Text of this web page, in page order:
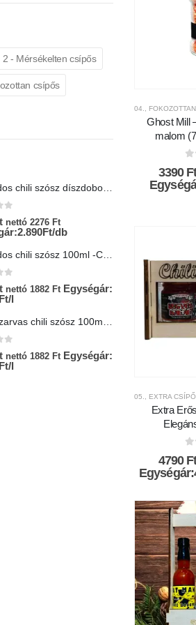
04.,
Ghost Mill
malom
3390
05., EXTRA
Extra
4790
2 - Mérsékelten csípős
csípős
nettó 2276 Ft
db
nettó 1882 Ft Egységár:
l
Aranyszarvas chili szósz 100ml-Chili Hungária
nettó 1882 Ft Egységár:
l
0